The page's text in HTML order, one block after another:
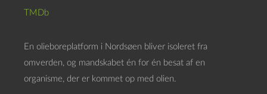
TMDb
En olieboreplatform i Nordsøen bliver isoleret fra
omverden, og mandskabet én for én besat af en
organisme, der er kommet op med olien.